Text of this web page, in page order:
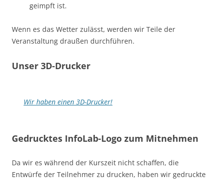
geimpft ist.
Wenn es das Wetter zulässt, werden wir Teile der
Veranstaltung draußen durchführen.
Unser 3D-Drucker
Wir haben einen 3D-Drucker!
Gedrucktes InfoLab-Logo zum Mitnehmen
Da wir es während der Kurszeit nicht schaffen, die
Entwürfe der Teilnehmer zu drucken, haben wir gedruckte